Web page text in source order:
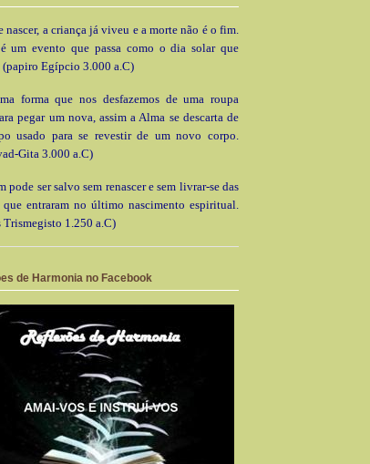
nascer, a criança já viveu e a morte não é o fim.
um evento que passa como o dia solar que
(papiro Egípcio 3.000 a.C)
forma que nos desfazemos de uma roupa
pegar um nova, assim a Alma se descarta de
usado para se revestir de um novo corpo.
Gita 3.000 a.C)
pode ser salvo sem renascer e sem livrar-se das
que entraram no último nascimento espiritual.
Trismegisto 1.250 a.C)
de Harmonia no Facebook